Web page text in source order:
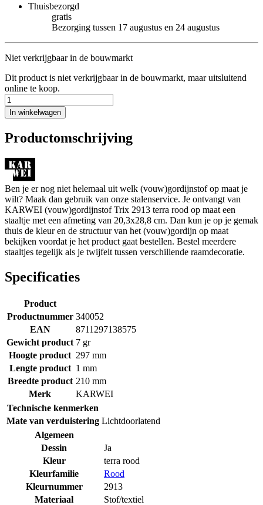
Thuisbezorgd
gratis
Bezorging tussen 17 augustus en 24 augustus
Niet verkrijgbaar in de bouwmarkt
Dit product is niet verkrijgbaar in de bouwmarkt, maar uitsluitend
online te koop.
In winkelwagen
Productomschrijving
Ben je er nog niet helemaal uit welk (vouw)gordijnstof op maat je
wilt? Maak dan gebruik van onze stalenservice. Je ontvangt van
KARWEI (vouw)gordijnstof Trix 2913 terra rood op maat een
staaltje met een afmeting van 20,3x28,8 cm. Dan kun je op je gemak
thuis de kleur en de structuur van het (vouw)gordijn op maat
bekijken voordat je het product gaat bestellen. Bestel meerdere
staaltjes tegelijk als je twijfelt tussen verschillende raamdecoratie.
Specificaties
Product
Productnummer 340052
EAN
8711297138575
Gewicht product 7 gr
Hoogte product 297 mm
Lengte product 1 mm
Breedte product 210 mm
Merk
KARWEI
Technische kenmerken
Mate van verduistering Lichtdoorlatend
Algemeen
Dessin
Ja
Kleur
terra rood
Kleurfamilie
Rood
Kleurnummer
2913
Materiaal
Stof/textiel